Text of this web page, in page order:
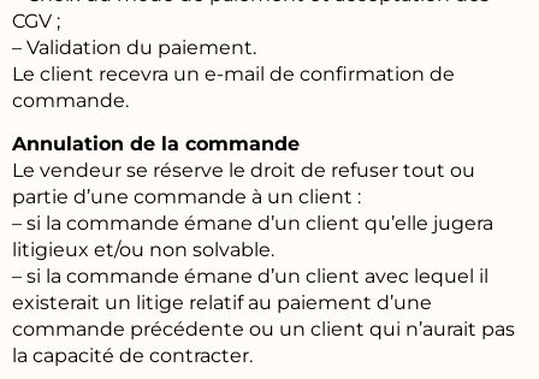
CGV ;
– Validation du paiement.
Le client recevra un e-mail de confirmation de
commande.
Annulation de la commande
Le vendeur se réserve le droit de refuser tout ou
partie d’une commande à un client :
– si la commande émane d’un client qu’elle jugera
litigieux et/ou non solvable.
– si la commande émane d’un client avec lequel il
existerait un litige relatif au paiement d’une
commande précédente ou un client qui n’aurait pas
la capacité de contracter.